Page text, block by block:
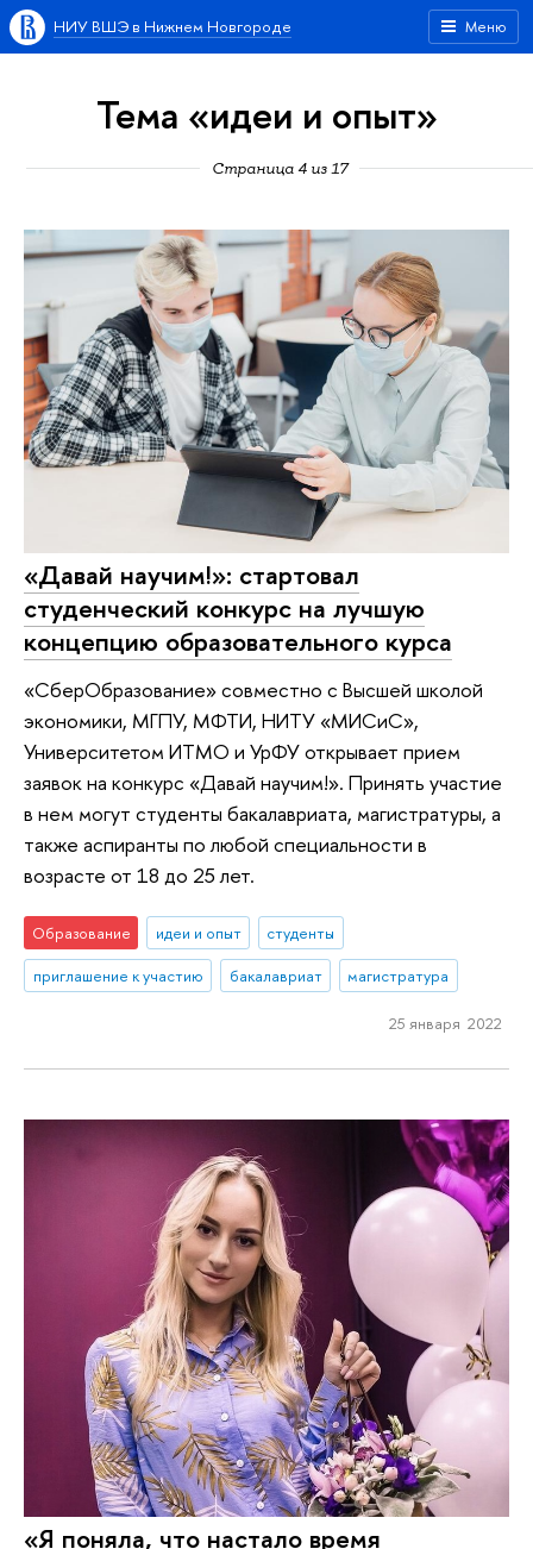
Меню
НИУ ВШЭ в Нижнем Новгороде
Тема «идеи и опыт»
Страница 4 из 17
«Давай научим!»: стартовал
студенческий конкурс на лучшую
концепцию образовательного курса
«СберОбразование» совместно с Высшей школой
экономики, МГПУ, МФТИ, НИТУ «МИСиС»,
Университетом ИТМО и УрФУ открывает прием
заявок на конкурс «Давай научим!». Принять участие
в нем могут студенты бакалавриата, магистратуры, а
также аспиранты по любой специальности в
возрасте от 18 до 25 лет.
Образование идеи и опыт
студенты
приглашение к участию
бакалавриат магистратура
25 января 2022
«Я поняла, что настало время